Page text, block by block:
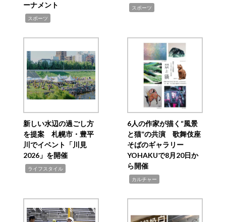
ーナメント
スポーツ
スポーツ
新しい水辺の過ごし方
を提案 札幌市・豊平
川でイベント「川見
2026」を開催
ライフスタイル
6人の作家が描く“風景
と猫”の共演 歌舞伎座
そばのギャラリー
YOHAKUで8月20日か
ら開催
カルチャー